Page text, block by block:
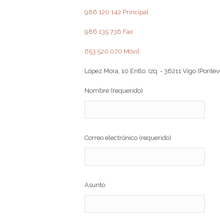
986 120 142 Principal
986 135 736 Fax
653 520 070 Móvil
López Mora, 10 Entlo. Izq. - 36211 Vigo
Nombre (requerido)
Correo electrónico (requerido)
Asunto